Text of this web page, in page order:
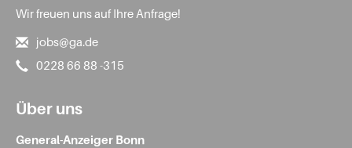
Wir freuen uns auf Ihre Anfrage!
jobs@ga.de
0228 66 88 -315
Über uns
General-Anzeiger Bonn